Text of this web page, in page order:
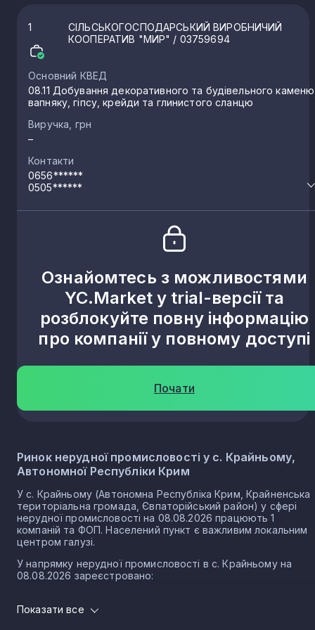
1
СІЛЬСЬКОГОСПОДАРСЬКИЙ ВИРОБНИЧИЙ
КООПЕРАТИВ "МИР" / 03759694
Основний КВЕД
08.11 Добування декоративного та будівельного
вапняку, гіпсу, крейди та глинистого сланцю
Виручка, грн
–
Контакти
0656******
0505******
Ознайомтесь з можливостями
YC.Market у trial-версії та
розблокуйте повну інформацію
про компанії у повному доступі
Почати
Ринок нерудної промисловості у с. Крайньому,
Автономної Республіки Крим
У с. Крайньому (Автономна Республіка Крим, Крайненська
територіальна громада, Євпаторійський район) у сфері
нерудної промисловості на 08.08.2026 працюють 1
компаній та ФОП. Населений пункт є важливим локальним
центром галузі.
У напрямку нерудної промисловості в с. Крайньому на
08.08.2026 зареєстровано:
0 ФОП
Показати все